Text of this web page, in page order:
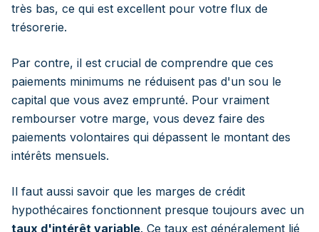
très bas, ce qui est excellent pour votre flux de
trésorerie.
Par contre, il est crucial de comprendre que ces
paiements minimums ne réduisent pas d'un sou le
capital que vous avez emprunté. Pour vraiment
rembourser votre marge, vous devez faire des
paiements volontaires qui dépassent le montant des
intérêts mensuels.
Il faut aussi savoir que les marges de crédit
hypothécaires fonctionnent presque toujours avec un
taux d'intérêt variable. Ce taux est généralement lié